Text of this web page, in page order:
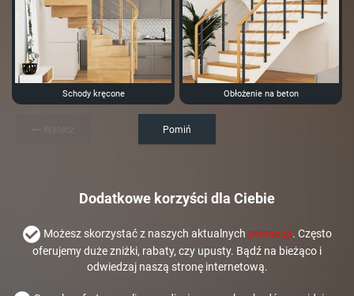
Schody kręcone Obłożenie na beton
Pomiń
Dodatkowe korzyści dla Ciebie
Możesz skorzystać z naszych aktualnych promocji. Często
oferujemy duże zniżki, rabaty, czy upusty. Bądź na bieżąco i
odwiedzaj naszą stronę internetową.